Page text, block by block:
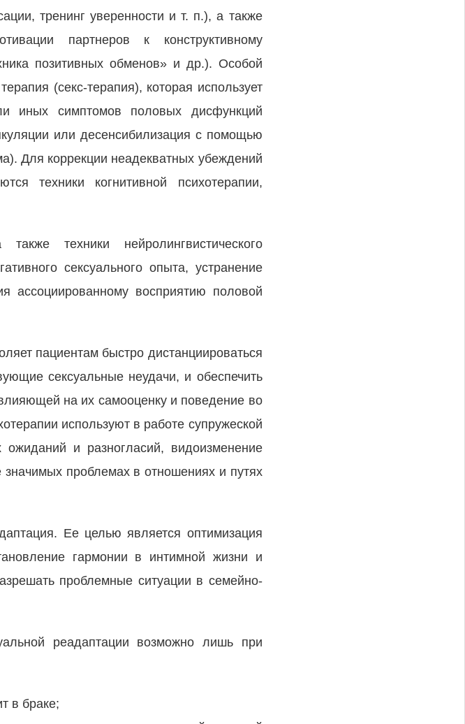
тренинг уверенности и т. п.), а также
партнеров к конструктивному
позитивных обменов» и др.). Особой
(секс-терапия), которая использует
иных симптомов половых дисфункций
или десенсибилизация с помощью
Для коррекции неадекватных убеждений
техники когнитивной психотерапии,
техники нейролингвистического
сексуального опыта, устранение
ассоциированному восприятию половой
пациентам быстро дистанциироваться
сексуальные неудачи, и обеспечить
на их самооценку и поведение во
используют в работе супружеской
и разногласий, видоизменение
значимых проблемах в отношениях и путях
Ее целью является оптимизация
гармонии в интимной жизни и
проблемные ситуации в семейно-
реадаптации возможно лишь при
в браке;